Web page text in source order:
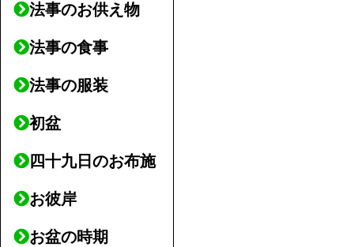
法事のお供え物
法事の食事
法事の服装
初盆
四十九日のお布施
お彼岸
お盆の時期